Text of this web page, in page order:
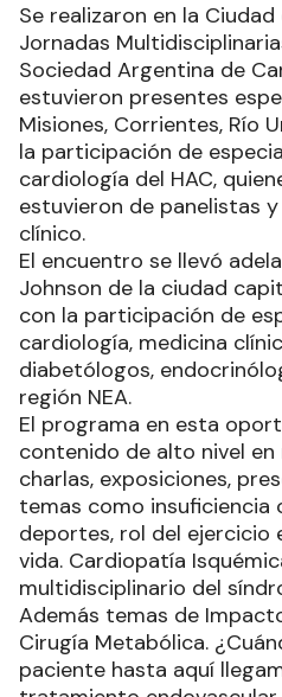
Se realizaron en la
Jornadas
Sociedad Argentina de
estuvieron presentes
Misiones, Corrientes, Río
la participación de
cardiología del HAC,
estuvieron de panelistas
clínico.
El encuentro se llevó
Johnson de la ciudad
con la participación de
cardiología, medicina
diabetólogos,
región NEA.
El programa en esta
contenido de alto nivel
charlas, exposiciones,
temas como insuficiencia
deportes, rol del ejercicio
vida. Cardiopatía
multidisciplinario del
Además temas de
Cirugía Metabólica.
paciente hasta aquí